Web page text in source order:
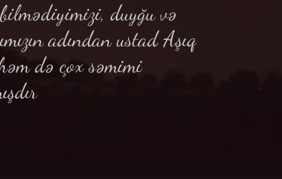
duyğu və
adından ustad Aşıq
də çox səmimi